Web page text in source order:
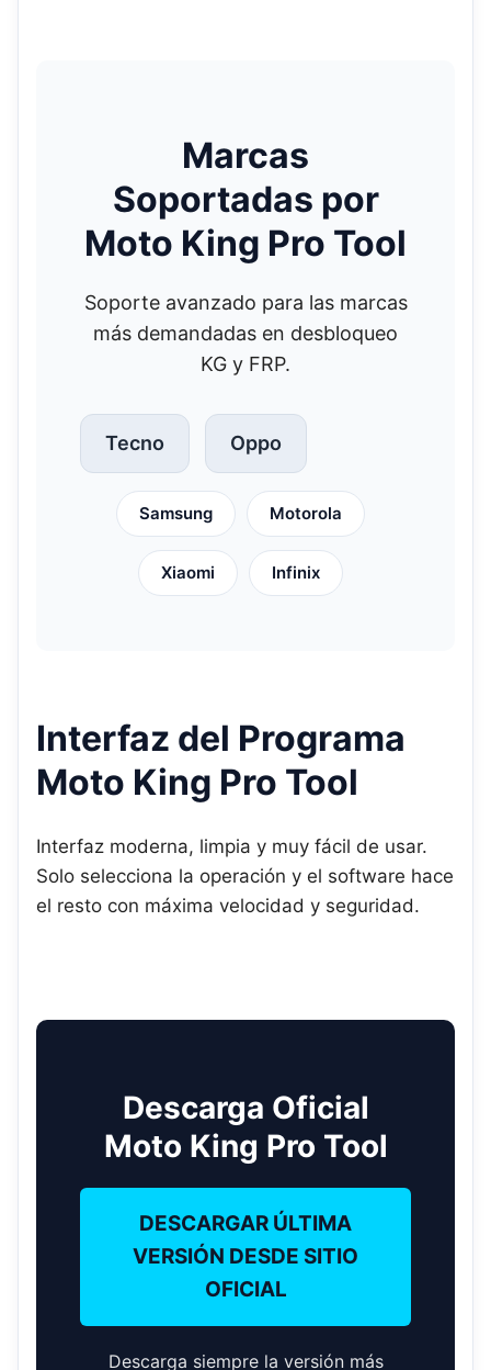
Marcas
Soportadas por
Moto King Pro Tool
Soporte avanzado para las marcas
más demandadas en desbloqueo
KG y FRP.
Tecno Oppo
Samsung Motorola
Xiaomi Infinix
Interfaz del Programa
Moto King Pro Tool
Interfaz moderna, limpia y muy fácil de usar.
Solo selecciona la operación y el software hace
el resto con máxima velocidad y seguridad.
Descarga Oficial
Moto King Pro Tool
DESCARGAR ÚLTIMA
VERSIÓN DESDE SITIO
OFICIAL
Descarga siempre la versión más